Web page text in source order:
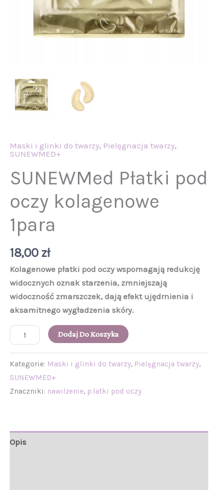
Maski i glinki do twarzy, Pielęgnacja twarzy,
SUNEWMED+
SUNEWMed Płatki pod
oczy kolagenowe
1para
18,00 zł
Kolagenowe płatki pod oczy wspomagają redukcję
widocznych oznak starzenia, zmniejszają
widoczność zmarszczek, dają efekt ujędrnienia i
aksamitnego wygładzenia skóry.
Dodaj Do Koszyka
Kategorie: Maski i glinki do twarzy, Pielęgnacja twarzy,
SUNEWMED+
Znaczniki: nawilżenie, p.latki pod oczy
Opis